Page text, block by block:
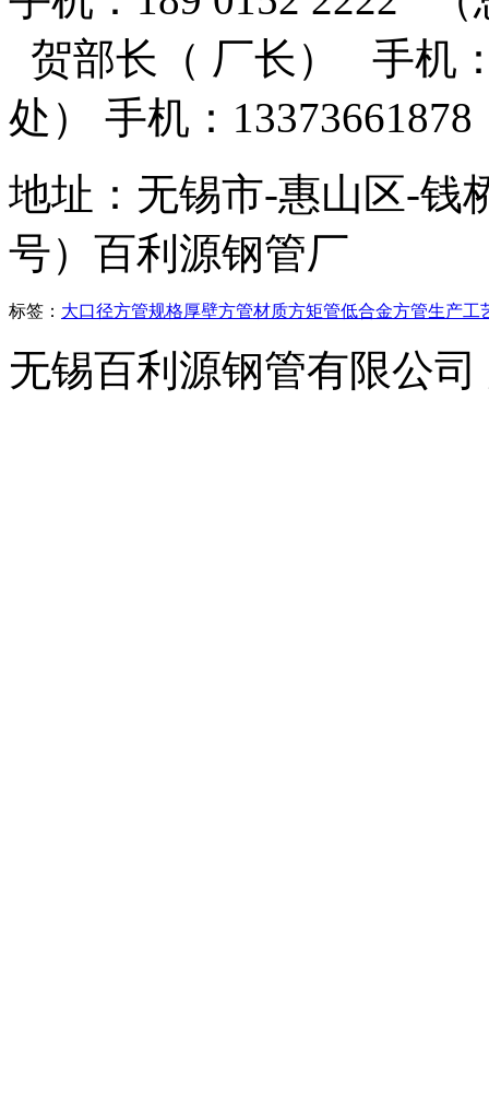
贺部长（ 厂长） 手机
处） 手机：
地址：无锡市-惠山区-钱
号）百利源钢管厂
标签： 大口径方管规格厚壁方管材质方矩管低合金方管生产工
无锡百利源钢管有限公